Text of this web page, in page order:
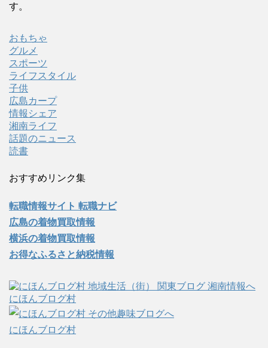
す。
おもちゃ
グルメ
スポーツ
ライフスタイル
子供
広島カープ
情報シェア
湘南ライフ
話題のニュース
読書
おすすめリンク集
転職情報サイト 転職ナビ
広島の着物買取情報
横浜の着物買取情報
お得なふるさと納税情報
にほんブログ村
にほんブログ村